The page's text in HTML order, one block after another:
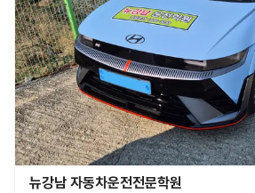
뉴강남 자동차운전전문학원